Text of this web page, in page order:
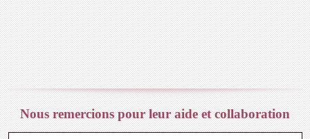
Nous remercions pour leur aide et collaboration